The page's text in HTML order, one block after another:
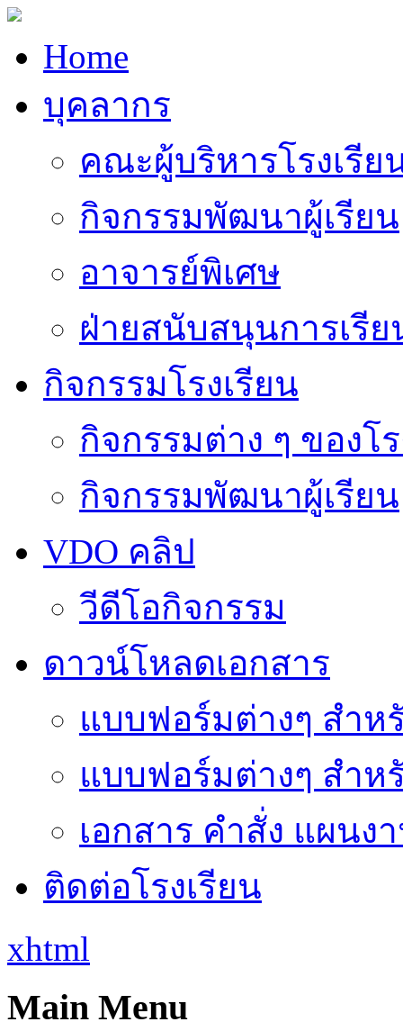
Home
บุคลากร
คณะผู้บริหารโรงเรีย
กิจกรรมพัฒนาผู้เรียน
อาจารย์พิเศษ
ฝ่ายสนับสนุนการเรี
กิจกรรมโรงเรียน
กิจกรรมต่าง ๆ ของโ
กิจกรรมพัฒนาผู้เรียน
VDO คลิป
วีดีโอกิจกรรม
ดาวน์โหลดเอกสาร
แบบฟอร์มต่างๆ สำห
แบบฟอร์มต่างๆ สำห
เอกสาร คำสั่ง แผนง
ติดต่อโรงเรียน
xhtml
Main Menu